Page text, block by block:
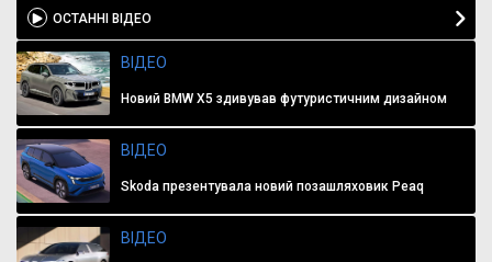
ОСТАННІ ВІДЕО
ВІДЕО
Новий BMW X5 здивував футуристичним дизайном
ВІДЕО
Skoda презентувала новий позашляховик Peaq
ВІДЕО